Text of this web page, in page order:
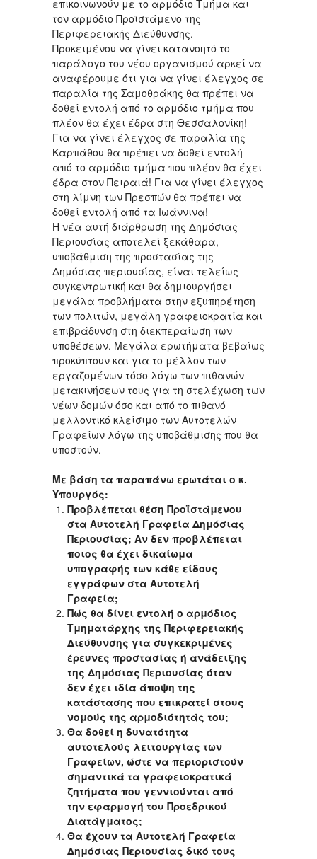
επικοινωνούν με το αρμόδιο Τμήμα και
τον αρμόδιο Προϊστάμενο της
Περιφερειακής Διεύθυνσης.
Προκειμένου να γίνει κατανοητό το
παράλογο του νέου οργανισμού αρκεί να
αναφέρουμε ότι για να γίνει έλεγχος σε
παραλία της Σαμοθράκης θα πρέπει να
δοθεί εντολή από το αρμόδιο τμήμα που
πλέον θα έχει έδρα στη Θεσσαλονίκη!
Για να γίνει έλεγχος σε παραλία της
Καρπάθου θα πρέπει να δοθεί εντολή
από το αρμόδιο τμήμα που πλέον θα έχει
έδρα στον Πειραιά! Για να γίνει έλεγχος
στη λίμνη των Πρεσπών θα πρέπει να
δοθεί εντολή από τα Ιωάννινα!
Η νέα αυτή διάρθρωση της Δημόσιας
Περιουσίας αποτελεί ξεκάθαρα,
υποβάθμιση της προστασίας της
Δημόσιας περιουσίας, είναι τελείως
συγκεντρωτική και θα δημιουργήσει
μεγάλα προβλήματα στην εξυπηρέτηση
των πολιτών, μεγάλη γραφειοκρατία και
επιβράδυνση στη διεκπεραίωση των
υποθέσεων. Μεγάλα ερωτήματα βεβαίως
προκύπτουν και για το μέλλον των
εργαζομένων τόσο λόγω των πιθανών
μετακινήσεων τους για τη στελέχωση των
νέων δομών όσο και από το πιθανό
μελλοντικό κλείσιμο των Αυτοτελών
Γραφείων λόγω της υποβάθμισης που θα
υποστούν.
Με βάση τα παραπάνω ερωτάται ο κ.
Υπουργός:
Προβλέπεται θέση Προϊστάμενου
στα Αυτοτελή Γραφεία Δημόσιας
Περιουσίας; Αν δεν προβλέπεται
ποιος θα έχει δικαίωμα
υπογραφής των κάθε είδους
εγγράφων στα Αυτοτελή
Γραφεία;
Πώς θα δίνει εντολή ο αρμόδιος
Τμηματάρχης της Περιφερειακής
Διεύθυνσης για συγκεκριμένες
έρευνες προστασίας ή ανάδειξης
της Δημόσιας Περιουσίας όταν
δεν έχει ιδία άποψη της
κατάστασης που επικρατεί στους
νομούς της αρμοδιότητάς του;
Θα δοθεί η δυνατότητα
αυτοτελούς λειτουργίας των
Γραφείων, ώστε να περιοριστούν
σημαντικά τα γραφειοκρατικά
ζητήματα που γεννιούνται από
την εφαρμογή του Προεδρικού
Διατάγματος;
Θα έχουν τα Αυτοτελή Γραφεία
Δημόσιας Περιουσίας δικό τους